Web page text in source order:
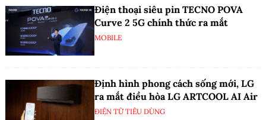
Điện thoại siêu pin TECNO POVA
Curve 2 5G chính thức ra mắt
MOBILE
Định hình phong cách sống mới, LG
ra mắt điều hòa LG ARTCOOL AI Air
ĐIỆN TỬ TIÊU DÙNG